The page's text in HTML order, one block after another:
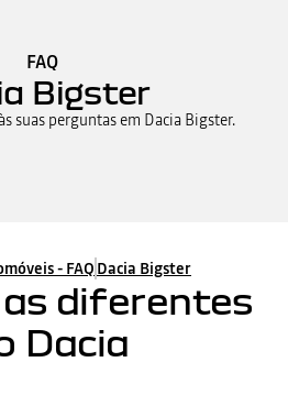
FAQ
Bigster
suas perguntas em Dacia Bigster.
- FAQ Dacia Bigster
as diferentes
Dacia